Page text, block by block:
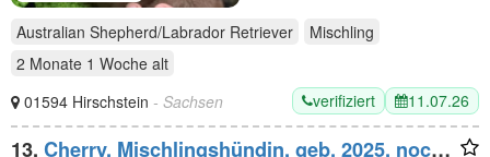
Australian Shepherd/Labrador Retriever
Mischling
2 Monate 1 Woche alt
01594 Hirschstein - Sachsen verifiziert 11.07.26
13. Cherry, Mischlingshündin, geb. 2025, noch